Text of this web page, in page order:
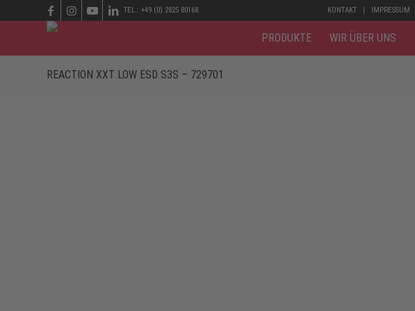
KONTAKT IMPRESSUM
TEL.: +49 (0) 2825 80168
PRODUKTE WIR ÜBER UNS
REACTION XXT LOW ESD S3S – 729701